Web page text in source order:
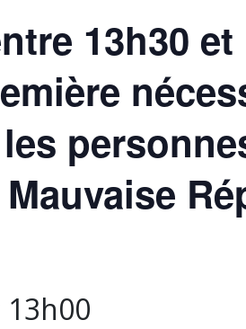
13h30